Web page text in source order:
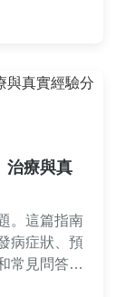
避開不必要
治療與真
。這篇指南
病症狀、預
常見問答。